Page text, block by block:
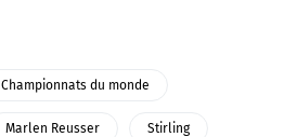
Championnats du monde
Marlen Reusser Stirling